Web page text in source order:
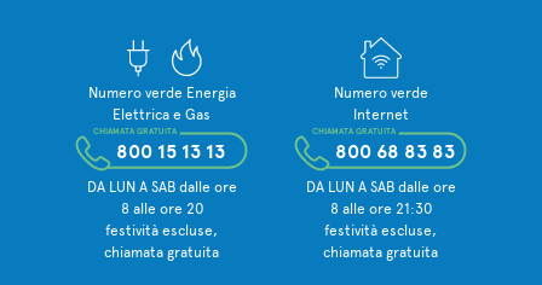
Numero verde Energia
Elettrica e Gas
800 15 13 13
CHIAMATA GRATUITA
DA LUN A SAB dalle ore
8 alle ore 20
festività escluse,
chiamata gratuita
Numero verde
Internet
800 68 83 83
CHIAMATA GRATUITA
DA LUN A SAB dalle ore
8 alle ore 21:30
festività escluse,
chiamata gratuita